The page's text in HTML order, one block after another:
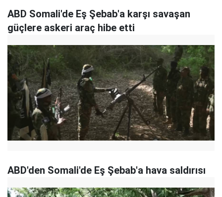
ABD Somali'de Eş Şebab'a karşı savaşan
güçlere askeri araç hibe etti
ABD'den Somali'de Eş Şebab'a hava saldırısı